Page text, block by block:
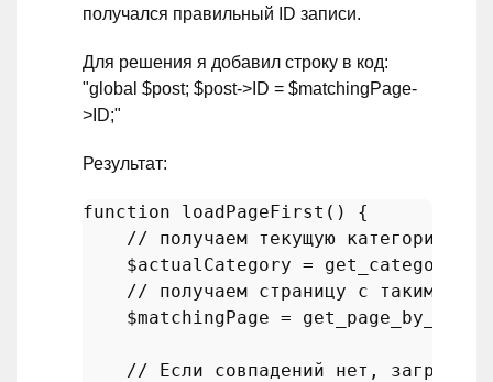
получался правильный ID записи.
Для решения я добавил строку в код:
"global $post; $post->ID = $matchingPage-
>ID;"
Результат:
function loadPageFirst ( ) {
// получаем текущую категорию
$actualCategory = get_category
// получаем страницу с таким же
$matchingPage = get_page_by_path
// Если совпадений нет,